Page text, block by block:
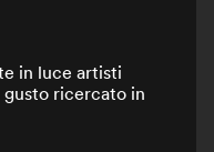
in luce artisti
ricercato in